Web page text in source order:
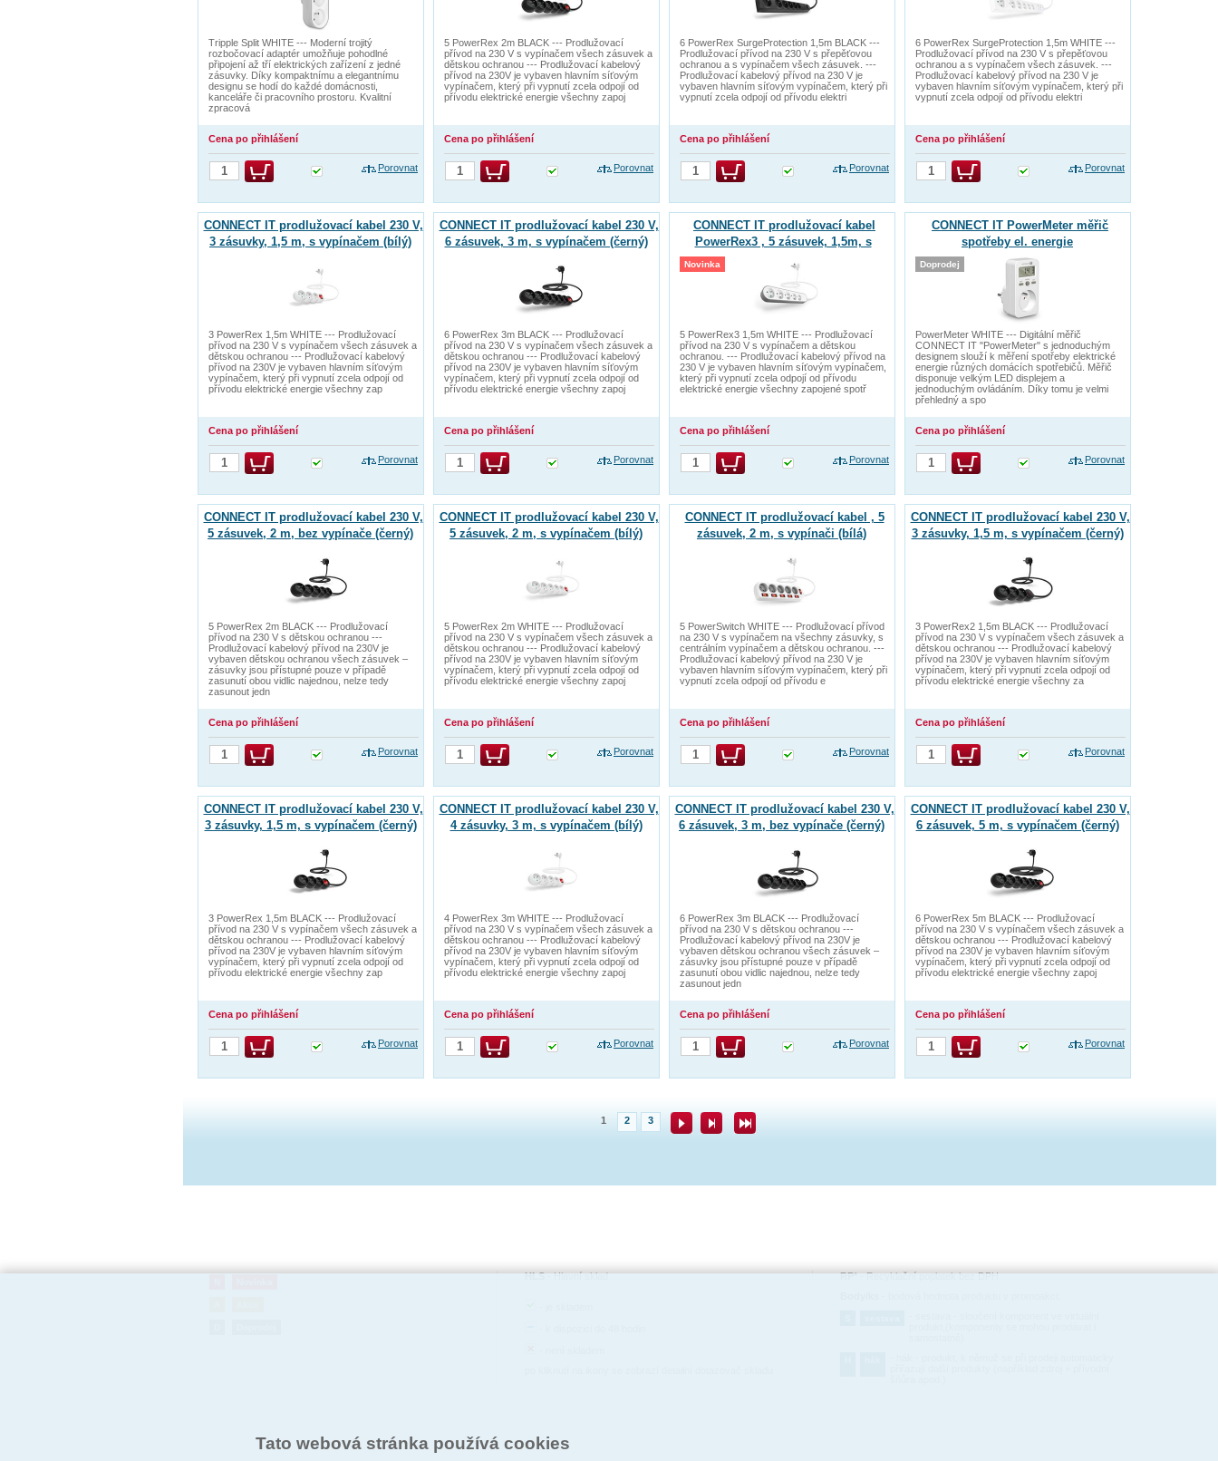
Tripple Split WHITE --- Moderní trojitý
rozbočovací adaptér umožňuje pohodlné
připojení až tří elektrických zařízení z jedné
zásuvky. Díky kompaktnímu a elegantnímu
designu se hodí do každé domácnosti,
kanceláře či pracovního prostoru. Kvalitní
zpracová
Cena po přihlášení
Porovnat
5 PowerRex 2m BLACK --- Prodlužovací
přívod na 230 V s vypínačem všech zásuvek a
dětskou ochranou --- Prodlužovací kabelový
přívod na 230V je vybaven hlavním síťovým
vypínačem, který při vypnutí zcela odpojí od
přívodu elektrické energie všechny zapoj
Cena po přihlášení
Porovnat
6 PowerRex SurgeProtection 1,5m BLACK ---
Prodlužovací přívod na 230 V s přepěťovou
ochranou a s vypínačem všech zásuvek. ---
Prodlužovací kabelový přívod na 230 V je
vybaven hlavním síťovým vypínačem, který při
vypnutí zcela odpojí od přívodu elektri
Cena po přihlášení
Porovnat
6 PowerRex SurgeProtection 1,5m WHITE ---
Prodlužovací přívod na 230 V s přepěťovou
ochranou a s vypínačem všech zásuvek. ---
Prodlužovací kabelový přívod na 230 V je
vybaven hlavním síťovým vypínačem, který při
vypnutí zcela odpojí od přívodu elektri
Cena po přihlášení
Porovnat
CONNECT IT prodlužovací kabel 230 V,
3 zásuvky, 1,5 m, s vypínačem (bílý)
3 PowerRex 1,5m WHITE --- Prodlužovací
přívod na 230 V s vypínačem všech zásuvek a
dětskou ochranou --- Prodlužovací kabelový
přívod na 230V je vybaven hlavním síťovým
vypínačem, který při vypnutí zcela odpojí od
přívodu elektrické energie všechny zap
Cena po přihlášení
Porovnat
CONNECT IT prodlužovací kabel 230 V,
6 zásuvek, 3 m, s vypínačem (černý)
6 PowerRex 3m BLACK --- Prodlužovací
přívod na 230 V s vypínačem všech zásuvek a
dětskou ochranou --- Prodlužovací kabelový
přívod na 230V je vybaven hlavním síťovým
vypínačem, který při vypnutí zcela odpojí od
přívodu elektrické energie všechny zapoj
Cena po přihlášení
Porovnat
CONNECT IT prodlužovací kabel
PowerRex3 , 5 zásuvek, 1,5m, s
5 PowerRex3 1,5m WHITE --- Prodlužovací
přívod na 230 V s vypínačem a dětskou
ochranou. --- Prodlužovací kabelový přívod na
230 V je vybaven hlavním síťovým vypínačem,
který při vypnutí zcela odpojí od přívodu
elektrické energie všechny zapojené spotř
Cena po přihlášení
Porovnat
Novinka
CONNECT IT PowerMeter měřič
spotřeby el. energie
PowerMeter WHITE --- Digitální měřič
CONNECT IT "PowerMeter" s jednoduchým
designem slouží k měření spotřeby elektrické
energie různých domácích spotřebičů. Měřič
disponuje velkým LED displejem a
jednoduchým ovládáním. Díky tomu je velmi
přehledný a spo
Cena po přihlášení
Porovnat
Doprodej
CONNECT IT prodlužovací kabel 230 V,
5 zásuvek, 2 m, bez vypínače (černý)
5 PowerRex 2m BLACK --- Prodlužovací
přívod na 230 V s dětskou ochranou ---
Prodlužovací kabelový přívod na 230V je
vybaven dětskou ochranou všech zásuvek –
zásuvky jsou přístupné pouze v případě
zasunutí obou vidlic najednou, nelze tedy
zasunout jedn
Cena po přihlášení
Porovnat
CONNECT IT prodlužovací kabel 230 V,
5 zásuvek, 2 m, s vypínačem (bílý)
5 PowerRex 2m WHITE --- Prodlužovací
přívod na 230 V s vypínačem všech zásuvek a
dětskou ochranou --- Prodlužovací kabelový
přívod na 230V je vybaven hlavním síťovým
vypínačem, který při vypnutí zcela odpojí od
přívodu elektrické energie všechny zapoj
Cena po přihlášení
Porovnat
CONNECT IT prodlužovací kabel , 5
zásuvek, 2 m, s vypínači (bílá)
5 PowerSwitch WHITE --- Prodlužovací přívod
na 230 V s vypínačem na všechny zásuvky, s
centrálním vypínačem a dětskou ochranou. ---
Prodlužovací kabelový přívod na 230 V je
vybaven hlavním síťovým vypínačem, který při
vypnutí zcela odpojí od přívodu e
Cena po přihlášení
Porovnat
CONNECT IT prodlužovací kabel 230 V,
3 zásuvky, 1,5 m, s vypínačem (černý)
3 PowerRex2 1,5m BLACK --- Prodlužovací
přívod na 230 V s vypínačem všech zásuvek a
dětskou ochranou --- Prodlužovací kabelový
přívod na 230V je vybaven hlavním síťovým
vypínačem, který při vypnutí zcela odpojí od
přívodu elektrické energie všechny za
Cena po přihlášení
Porovnat
CONNECT IT prodlužovací kabel 230 V,
3 zásuvky, 1,5 m, s vypínačem (černý)
3 PowerRex 1,5m BLACK --- Prodlužovací
přívod na 230 V s vypínačem všech zásuvek a
dětskou ochranou --- Prodlužovací kabelový
přívod na 230V je vybaven hlavním síťovým
vypínačem, který při vypnutí zcela odpojí od
přívodu elektrické energie všechny zap
Cena po přihlášení
Porovnat
CONNECT IT prodlužovací kabel 230 V,
4 zásuvky, 3 m, s vypínačem (bílý)
4 PowerRex 3m WHITE --- Prodlužovací
přívod na 230 V s vypínačem všech zásuvek a
dětskou ochranou --- Prodlužovací kabelový
přívod na 230V je vybaven hlavním síťovým
vypínačem, který při vypnutí zcela odpojí od
přívodu elektrické energie všechny zapoj
Cena po přihlášení
Porovnat
CONNECT IT prodlužovací kabel 230 V,
6 zásuvek, 3 m, bez vypínače (černý)
6 PowerRex 3m BLACK --- Prodlužovací
přívod na 230 V s dětskou ochranou ---
Prodlužovací kabelový přívod na 230V je
vybaven dětskou ochranou všech zásuvek –
zásuvky jsou přístupné pouze v případě
zasunutí obou vidlic najednou, nelze tedy
zasunout jedn
Cena po přihlášení
Porovnat
CONNECT IT prodlužovací kabel 230 V,
6 zásuvek, 5 m, s vypínačem (černý)
6 PowerRex 5m BLACK --- Prodlužovací
přívod na 230 V s vypínačem všech zásuvek a
dětskou ochranou --- Prodlužovací kabelový
přívod na 230V je vybaven hlavním síťovým
vypínačem, který při vypnutí zcela odpojí od
přívodu elektrické energie všechny zapoj
Cena po přihlášení
Porovnat
1 2 3
HLS-Hlavní sklad RP*-Recyklační poplatek bez DPH
Tato webová stránka používá cookies